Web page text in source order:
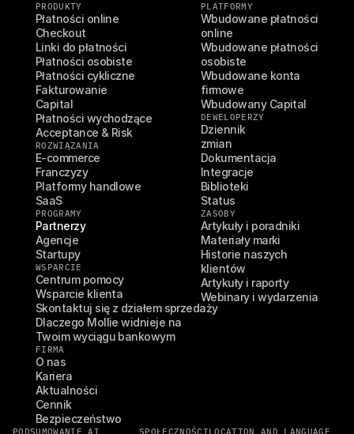
PRODUKTY
Płatności online
Checkout
Linki do płatności
Płatności osobiste
Płatności cykliczne
Fakturowanie
Capital
Płatności wychodzące
Acceptance & Risk
ROZWIĄZANIA
E-commerce
Franczyzy
Platformy handlowe
SaaS
PROGRAMY
Partnerzy
Agencje
Startupy
WSPARCIE
Centrum pomocy
Wsparcie klienta
Skontaktuj się z działem sprzedaży
Dlaczego Mollie widnieje na
Twoim wyciągu bankowym
FIRMA
O nas
Kariera
Aktualności
Cennik
Bezpieczeństwo
PLATFORMY
Wbudowane płatności
online
Wbudowane płatności
osobiste
Wbudowane konta
firmowe
Wbudowany Capital
DEWELOPERZY
Dziennik
zmian
Dokumentacja
Integracje
Biblioteki
Status
ZASOBY
Artykuły i poradniki
Materiały marki
Historie naszych
klientów
Artykuły i raporty
Webinary i wydarzenia
PODSUMOWANIE AI SPOŁECZNOŚCILOCATION AND LANGUAGE